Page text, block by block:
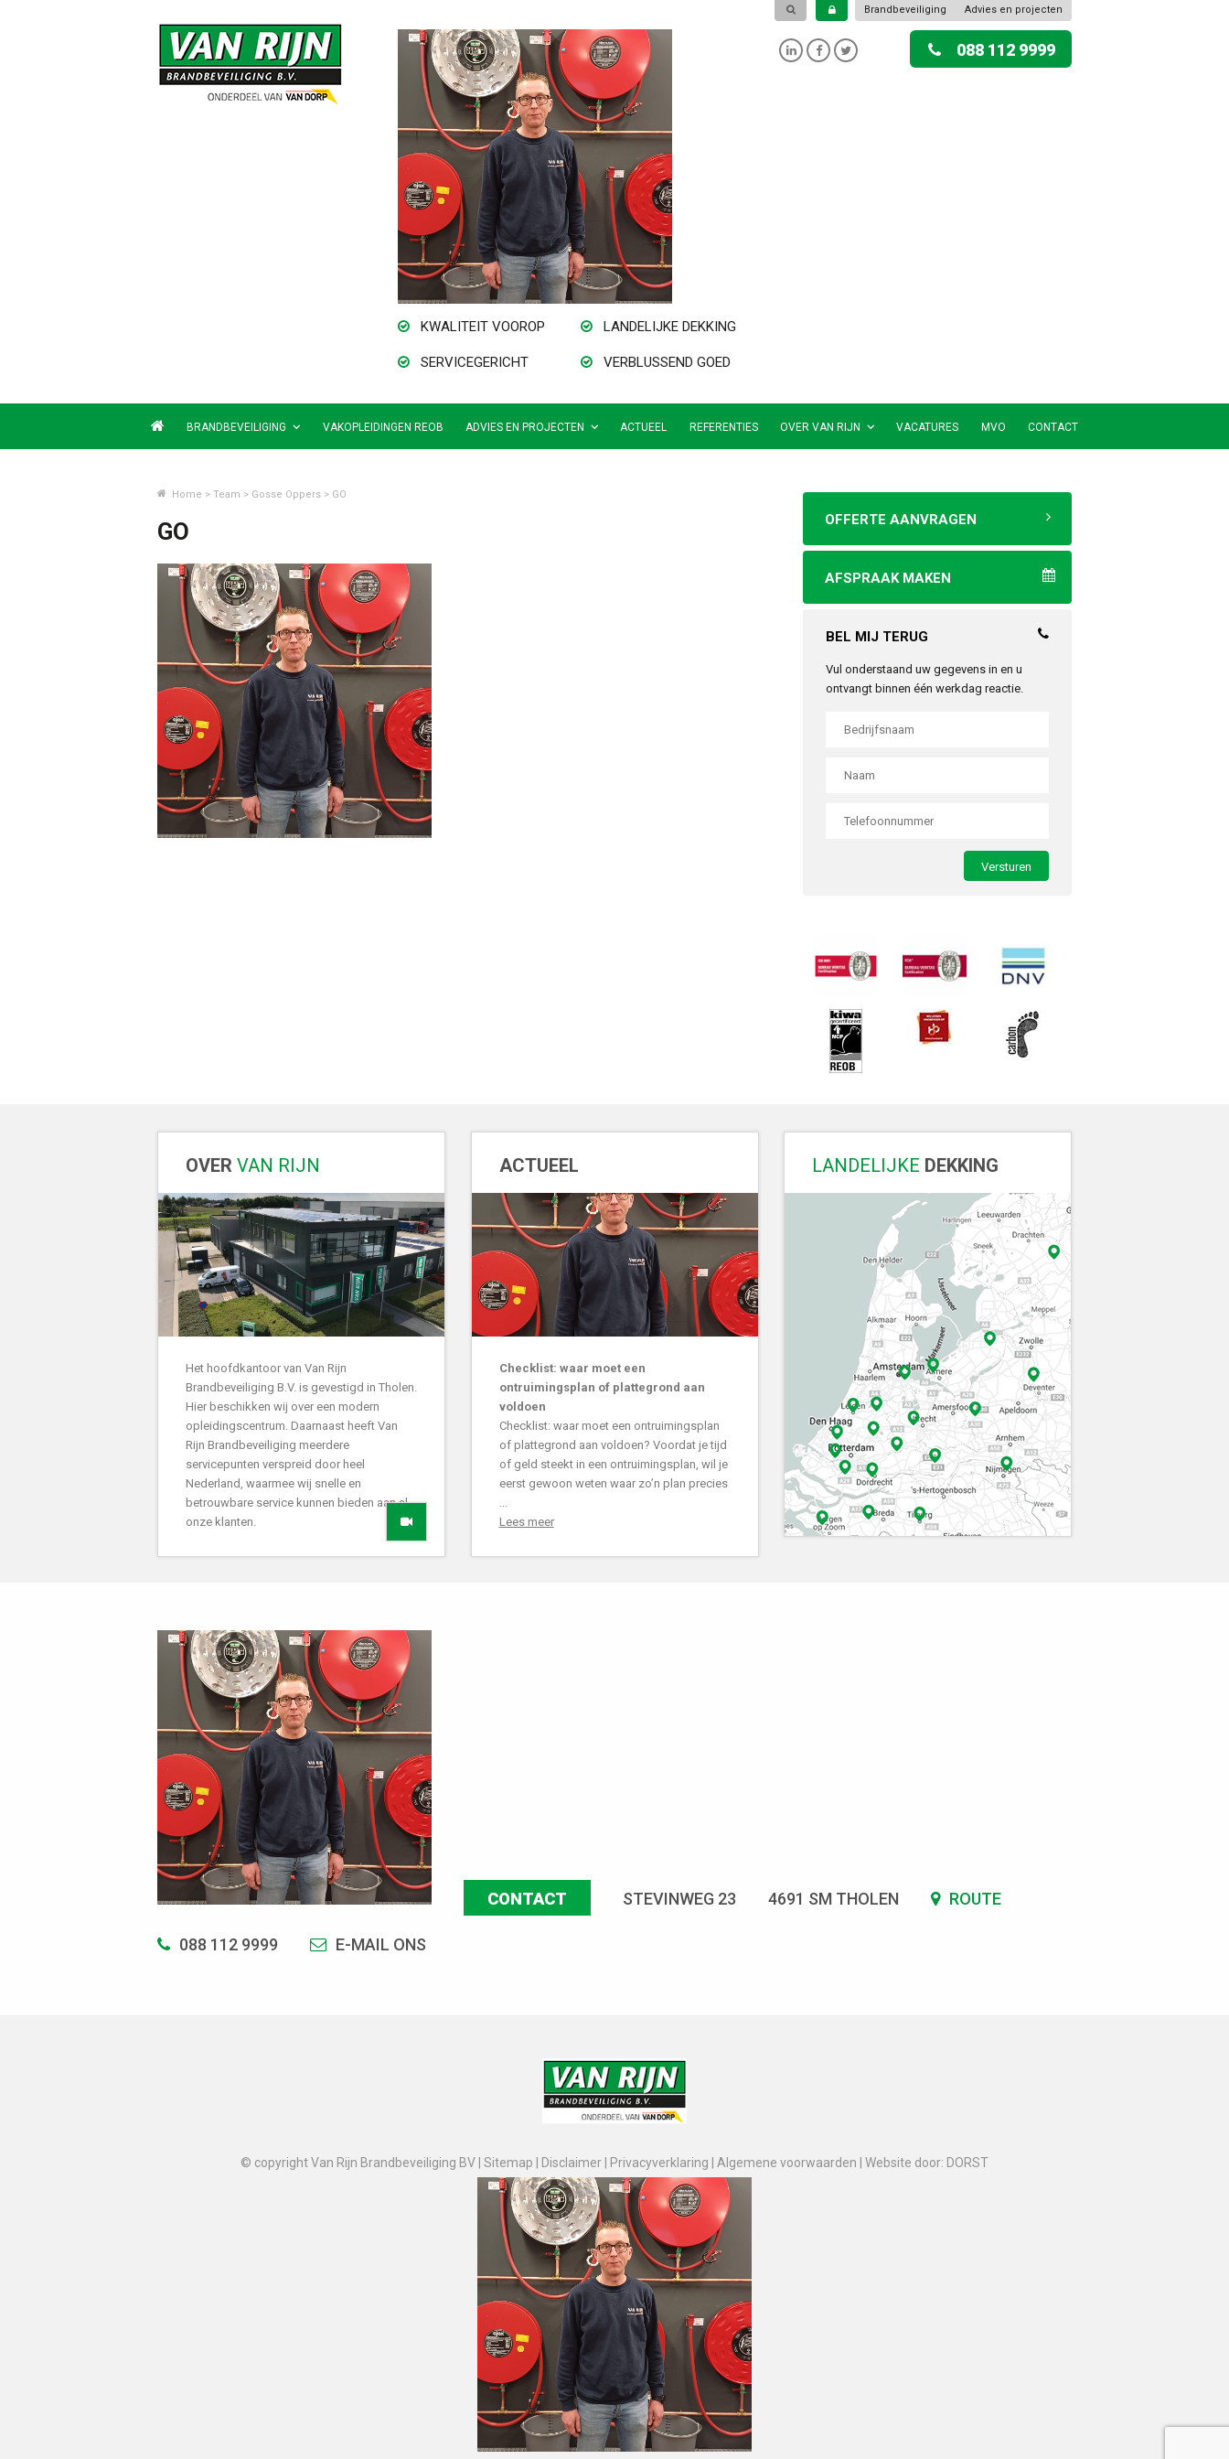
Brandbeveiliging Advies en projecten
KWALITEIT VOOROP LANDELIJKE DEKKING
SERVICEGERICHT VERBLUSSEND GOED
088 112 9999
BRANDBEVEILIGING VAKOPLEIDINGEN REOB ADVIES EN PROJECTEN ACTUEEL REFERENTIES OVER VAN RIJN VACATURES MVO CONTACT
Home > Team > Gosse Oppers > GO
GO OFFERTE AANVRAGEN
AFSPRAAK MAKEN
BEL MIJ TERUG
Vul onderstaand uw gegevens in en u
ontvangt binnen één werkdag reactie.
OVER VAN RIJN
Het hoofdkantoor van Van Rijn
Brandbeveiliging B.V. is gevestigd in Tholen.
Hier beschikken wij over een modern
opleidingscentrum. Daarnaast heeft Van
Rijn Brandbeveiliging meerdere
servicepunten verspreid door heel
Nederland, waarmee wij snelle en
betrouwbare service kunnen bieden aan al
onze klanten.
ACTUEEL
Checklist: waar moet een
ontruimingsplan of plattegrond aan
voldoen
Checklist: waar moet een ontruimingsplan
of plattegrond aan voldoen? Voordat je tijd
of geld steekt in een ontruimingsplan, wil je
eerst gewoon weten waar zo’n plan precies
Lees meer
LANDELIJKE DEKKING
CONTACT STEVINWEG 23 4691 SM THOLEN ROUTE
088 112 9999 E-MAIL ONS
© copyright Van Rijn Brandbeveiliging BV | Sitemap Disclaimer Privacyverklaring Algemene voorwaarden Website door: DORST